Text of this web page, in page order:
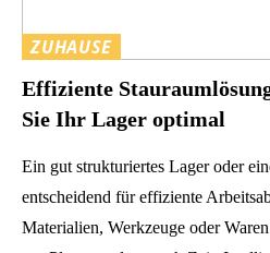
ZUHAUSE
Effiziente
Sie Ihr Lager optimal
Ein gut strukturiertes Lager oder
entscheidend für effiziente
Materialien, Werkzeuge oder